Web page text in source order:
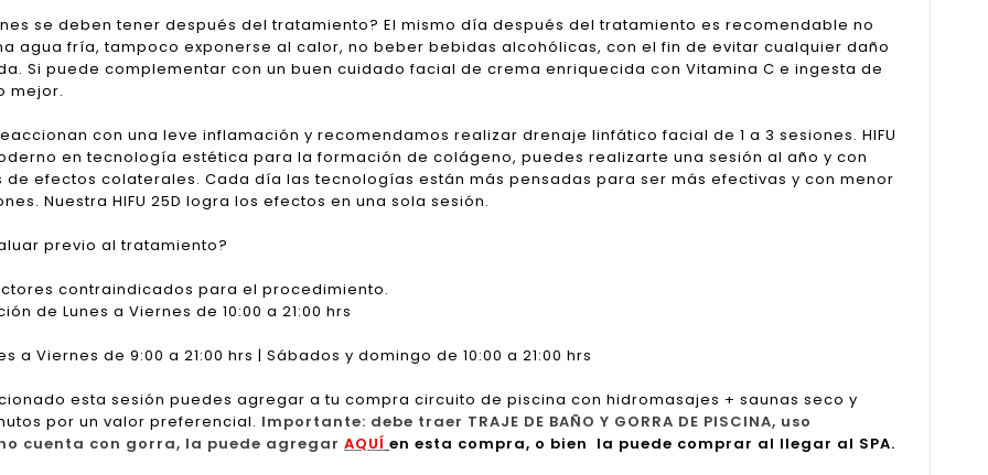
se deben tener después del tratamiento? El mismo día después del tratamiento es recomendable no
agua fría, tampoco exponerse al calor, no beber bebidas alcohólicas, con el fin de evitar cualquier daño
Si puede complementar con un buen cuidado facial de crema enriquecida con Vitamina C e ingesta de
mejor.
con una leve inflamación y recomendamos realizar drenaje linfático facial de 1 a 3 sesiones. HIFU
en tecnología estética para la formación de colágeno, puedes realizarte una sesión al año y con
de efectos colaterales. Cada día las tecnologías están más pensadas para ser más efectivas y con menor
Nuestra HIFU 25D logra los efectos en una sola sesión.
previo al tratamiento?
contraindicados para el procedimiento.
de Lunes a Viernes de 10:00 a 21:00 hrs
a Viernes de 9:00 a 21:00 hrs | Sábados y domingo de 10:00 a 21:00 hrs
esta sesión puedes agregar a tu compra circuito de piscina con hidromasajes + saunas seco y
por un valor preferencial. Importante: debe traer TRAJE DE BAÑO Y GORRA DE PISCINA, uso
cuenta con gorra, la puede agregar AQUÍ en esta compra, o bien la puede comprar al llegar al SPA.